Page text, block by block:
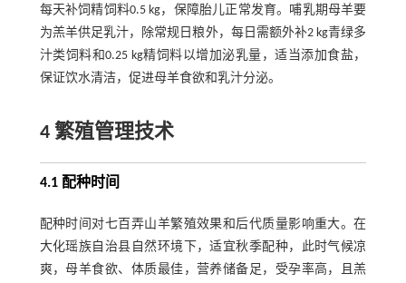
每天补饲精饲料0.5 kg，保障胎儿正常发育。哺乳期母羊要
为羔羊供足乳汁，除常规日粮外，每日需额外补2 kg青绿多
汁类饲料和0.25 kg精饲料以增加泌乳量，适当添加食盐，
保证饮水清洁，促进母羊食欲和乳汁分泌。
4 繁殖管理技术
4.1 配种时间
配种时间对七百弄山羊繁殖效果和后代质量影响重大。在
大化瑶族自治县自然环境下，适宜秋季配种，此时气候凉
爽，母羊食欲、体质最佳，营养储备足，受孕率高，且羔